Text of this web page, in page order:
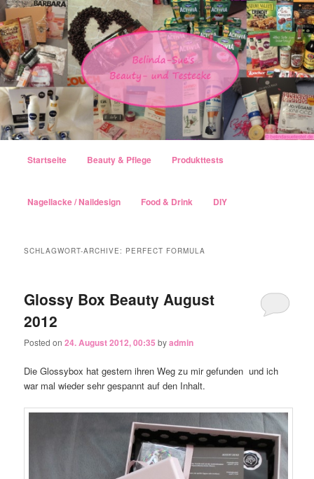
Zum Inhalt wechseln
Zum sekundären Inhalt wechseln
Startseite Beauty & Pflege Produkttests
Nagellacke / Naildesign Food & Drink DIY
SCHLAGWORT-ARCHIVE: PERFECT FORMULA
Glossy Box Beauty August
2012
Posted on24. August 2012, 00:35 byadmin
Die Glossybox hat gestern ihren Weg zu mir gefunden und ich
war mal wieder sehr gespannt auf den Inhalt.